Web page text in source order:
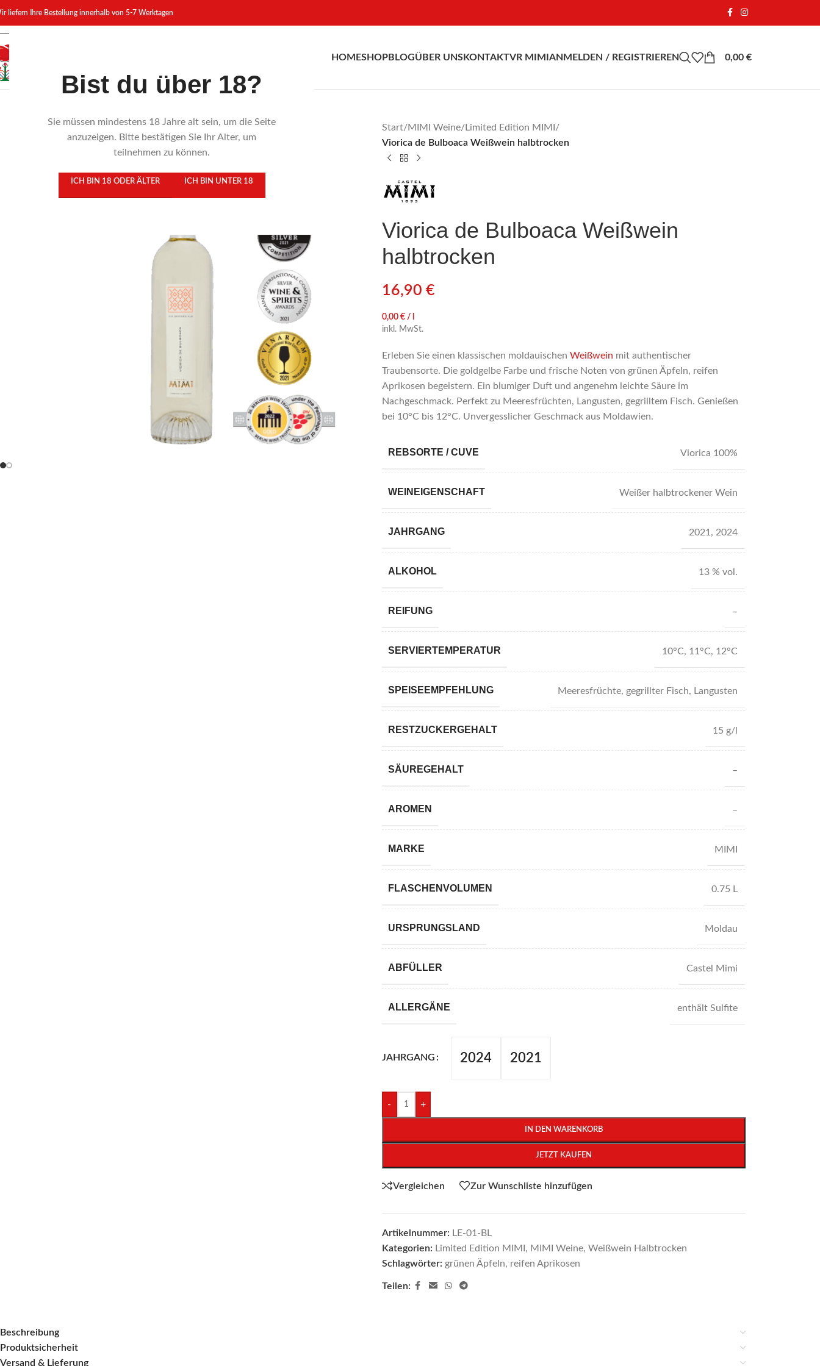
Bist du über 18?
Sie müssen mindestens 18 Jahre alt sein, um die Seite
anzuzeigen. Bitte bestätigen Sie Ihr Alter, um
teilnehmen zu können.
ICH BIN 18 ODER ÄLTER ICH BIN UNTER 18
liefern Ihre Bestellung innerhalb von 5-7 Werktagen
HOMESHOPBLOGÜBER UNSKONTAKTVR MIMI ANMELDEN / REGISTRIEREN 0,00 €
Start/MIMI Weine/Limited Edition MIMI /
Viorica de Bulboaca Weißwein halbtrocken
Viorica de Bulboaca Weißwein
halbtrocken
16,90 €
0,00 €/
inkl. MwSt.
Erleben Sie einen klassischen moldauischen Weißwein mit authentischer
Traubensorte. Die goldgelbe Farbe und frische Noten von grünen Äpfeln, reifen
Aprikosen begeistern. Ein blumiger Duft und angenehm leichte Säure im
Nachgeschmack. Perfekt zu Meeresfrüchten, Langusten, gegrilltem Fisch. Genießen
bei 10°C bis 12°C. Unvergesslicher Geschmack aus Moldawien.
REBSORTE / CUVE Viorica 100%
WEINEIGENSCHAFT Weißer halbtrockener Wein
JAHRGANG 2021 , 2024
ALKOHOL 13 % vol.
REIFUNG –
SERVIERTEMPERATUR 10°C, 11°C, 12°C
SPEISEEMPFEHLUNG Meeresfrüchte, gegrillter Fisch, Langusten
RESTZUCKERGEHALT 15 g/l
SÄUREGEHALT –
AROMEN –
MARKE MIMI
FLASCHENVOLUMEN 0.75 L
URSPRUNGSLAND Moldau
ABFÜLLER Castel Mimi
ALLERGÄNE enthält Sulfite
JAHRGANG 2024 2021
- +
IN DEN WARENKORB
JETZT KAUFEN
Vergleichen Zur Wunschliste hinzufügen
Artikelnummer: LE-01-BL
Kategorien: Limited Edition MIMI , MIMI Weine, Weißwein Halbtrocken
Schlagwörter: grünen Äpfeln, reifen Aprikosen
Teilen:
Beschreibung
Produktsicherheit
Versand & Lieferung